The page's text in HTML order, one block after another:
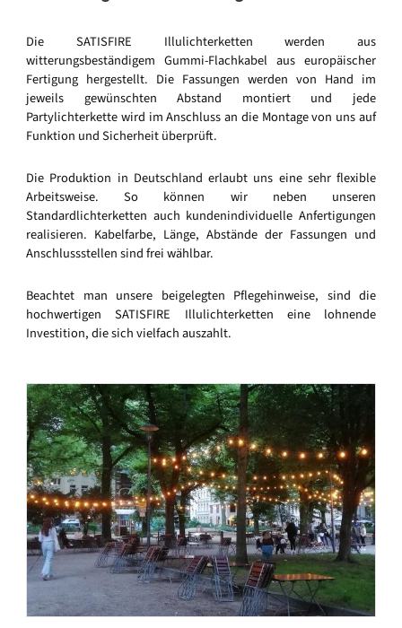
Die SATISFIRE Illulichterketten werden aus
witterungsbeständigem Gummi-Flachkabel aus europäischer
Fertigung hergestellt. Die Fassungen werden von Hand im
jeweils gewünschten Abstand montiert und jede
Partylichterkette wird im Anschluss an die Montage von uns auf
Funktion und Sicherheit überprüft.
Die Produktion in Deutschland erlaubt uns eine sehr flexible
Arbeitsweise. So können wir neben unseren
Standardlichterketten auch kundenindividuelle Anfertigungen
realisieren. Kabelfarbe, Länge, Abstände der Fassungen und
Anschlussstellen sind frei wählbar.
Beachtet man unsere beigelegten Pflegehinweise, sind die
hochwertigen SATISFIRE Illulichterketten eine lohnende
Investition, die sich vielfach auszahlt.